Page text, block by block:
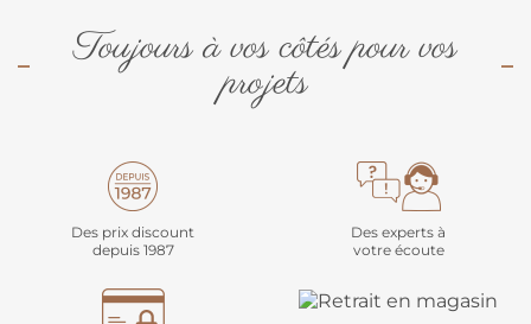
Toujours à vos côtés pour vos
projets
Des prix discount
depuis 1987
Des experts à
votre écoute